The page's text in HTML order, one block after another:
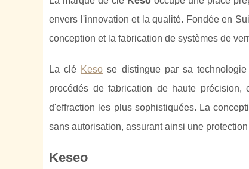
envers l'innovation et la qualité. Fondée en
conception et la fabrication de systèmes de
La clé Keso se distingue par sa
procédés de fabrication de haute
d'effraction les plus sophistiquées. La
sans autorisation, assurant ainsi une
Keseo